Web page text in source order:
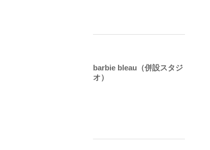
barbie bleau（併設スタジ
オ）